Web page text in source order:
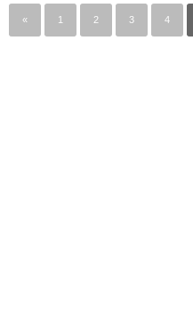
« 1 2 3 4